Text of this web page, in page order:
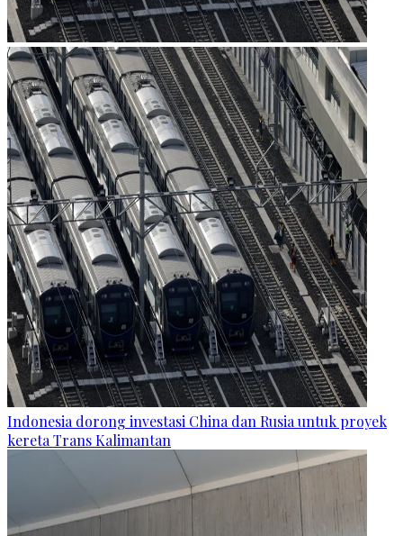
Indonesia dorong investasi China dan Rusia untuk proyek
kereta Trans Kalimantan